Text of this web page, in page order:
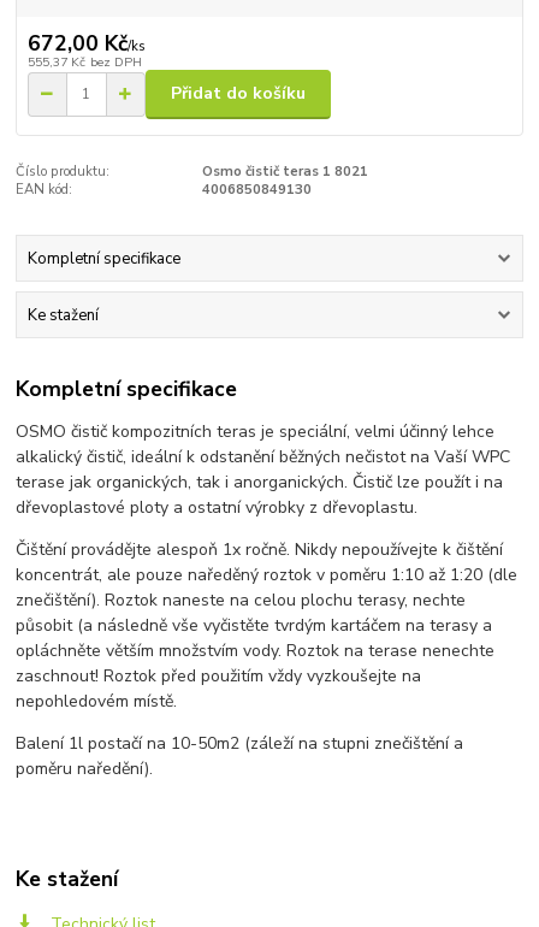
672,00 Kč/ks
555,37 Kč bez DPH
Přidat do košíku
Číslo produktu:
Osmo čistič teras 1 8021
EAN kód:
4006850849130
Kompletní specifikace
Ke stažení
Kompletní specifikace
OSMO čistič kompozitních teras je speciální, velmi účinný lehce
alkalický čistič, ideální k odstanění běžných nečistot na Vaší WPC
terase jak organických, tak i anorganických. Čistič lze použít i na
dřevoplastové ploty a ostatní výrobky z dřevoplastu.
Čištění provádějte alespoň 1x ročně. Nikdy nepoužívejte k čištění
koncentrát, ale pouze naředěný roztok v poměru 1:10 až 1:20 (dle
znečištění). Roztok naneste na celou plochu terasy, nechte
působit (a následně vše vyčistěte tvrdým kartáčem na terasy a
opláchněte větším množstvím vody. Roztok na terase nenechte
zaschnout! Roztok před použitím vždy vyzkoušejte na
nepohledovém místě.
Balení 1l postačí na 10-50m2 (záleží na stupni znečištění a
poměru naředění).
Ke stažení